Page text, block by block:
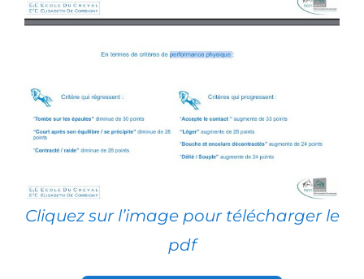
Cliquez sur l’image pour télécharger le
pdf